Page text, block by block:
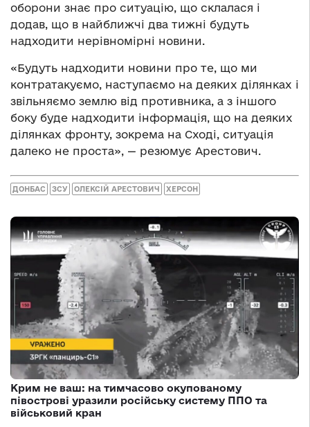
оборони знає про ситуацію, що склалася і
додав, що в найближчі два тижні будуть
надходити нерівномірні новини.
«Будуть надходити новини про те, що ми
контратакуємо, наступаємо на деяких ділянках і
звільняємо землю від противника, а з іншого
боку буде надходити інформація, що на деяких
ділянках фронту, зокрема на Сході, ситуація
далеко не проста», — резюмує Арестович.
ДОНБАС ЗСУ ОЛЕКСІЙ АРЕСТОВИЧ ХЕРСОН
Крим не ваш: на тимчасово окупованому
півострові уразили російську систему ППО та
військовий кран